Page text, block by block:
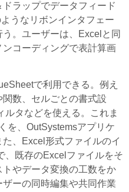
ラップでデータフィード
うなリボンインタフェー
。ユーザーは、Excelと同
コーディングで表計算画
で利用できる。例え
数、セルごとの書式設
ルタなどを使える。これま
を、OutSystemsアプリケ
、Excel形式ファイルのイ
、既存のExcelファイルをそ
やデータ変換の工数をか
ーの同時編集や共同作業